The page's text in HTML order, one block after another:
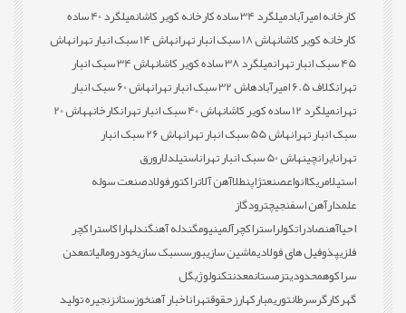
کارخانه امیرآبادمیلگرد 34 ساده کارخانه کویر کاشان
میلگرد 40 ساده
کارخانه کویر کاشانهاش 18 سبک انبار تهران هاش 14 سبک انبار تهران
هاش
45 سبک انبار تهران
میلگرد 38 ساده کویر کاشان
هاش 34 سبک انبار
تهرانکلاف 6.5 امیرآباد هاش 32 سبک انبار تهران
هاش 60 سبک انبار
تهرانمیلگرد 12 ساده کویر کاشان هاش 40 سبک انبار تهران کارخانه
هاش 20
سبک انبار تهرانهاش 55 سبک انبار تهران
هاش 26 سبک انبار
تهرانایرانچینهاش 50 سبک انبار تهران استیلدلارورق
استیلامریکاانواعصنعتژاپنطلاآهن آلاتراکتورفولادصنعت سوله
علمدارآهن اسفنجیچترودگاز
احیاآهنصادراتکولراستراکچرآلمینیومگندله آهنگندلهاراکاستراکچر
فلزیپذوفیل های فولادیماشین سازیبورسسبک سازیخودرومالیاتمعدن
سراکوهمحدودیتزمستانمعدنتکنولوژیگل
گهرکارگرسرطانتوریمبارکهارزحقوقتهراناخبار آهنخوزستانزنجیره تولید